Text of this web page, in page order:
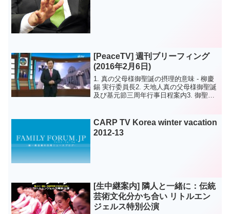
[PeaceTV] 週刊ブリーフィング
(2016年2月6日)
1. 真の父母様御聖誕の摂理的意味 - 柳慶
錫 実行委員長2. 天地人真の父母様御聖誕
及び基元節三周年行事日程案内3. 御聖誕
子園第40回発表会1. 참부모님...
CARP TV Korea winter vacation
2012-13
[生中継案内] 隣人と一緒に：伝統
芸術文化分かち合い リトルエン
ジェルス特別公演